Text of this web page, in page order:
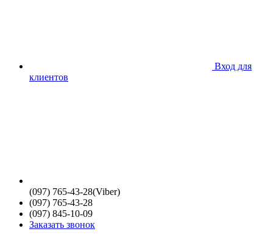
Вход для
клиентов
(097) 765-43-28(Viber)
(097) 765-43-28
(097) 845-10-09
Заказать звонок